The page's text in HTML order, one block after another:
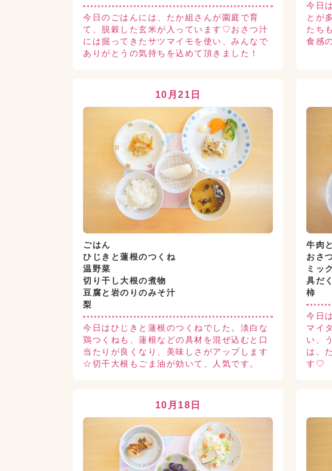
今日のごはんには、たか組さんが園庭で育
て、脱穀した玄米が入っています♡おさつ汁
には掘ってきたサツマイモを使い、みんなで
ありがとうの気持ちを込めて頂きました！
今日
とが
たち
食感
10月21日
ごはん
ひじきと蓮根のつくね
温野菜
切り干し大根の煮物
豆腐と岩のりのみそ汁
梨
今日はひじきと蓮根のつくねでした。淡白な
鶏つくねも、蓮根などの具材を混ぜ込むと口
当たりが良くなり、美味しさがアップします
☆切干大根もごま油が効いて、人気です。
牛肉
おさ
ミッ
具だ
柿
今日
マイ
い、
は、
す♡
10月18日